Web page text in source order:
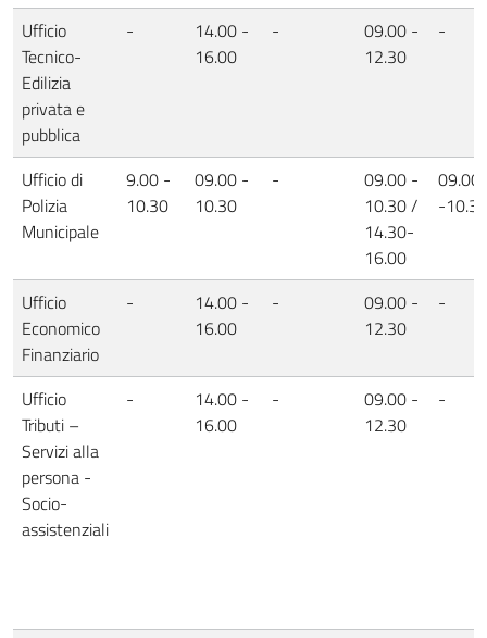
Ufficio
Tecnico-
Edilizia
privata e
pubblica
-
14.00 -
16.00
-
09.00 -
12.30
-
Ufficio di
Polizia
Municipale
9.00 -
10.30
09.00 -
10.30
-
09.00 -
10.30 /
14.30-
16.00
09.00
-10.30
Ufficio
Economico
Finanziario
-
14.00 -
16.00
-
09.00 -
12.30
-
Ufficio
Tributi –
Servizi alla
persona -
Socio-
assistenziali
-
14.00 -
16.00
-
09.00 -
12.30
-